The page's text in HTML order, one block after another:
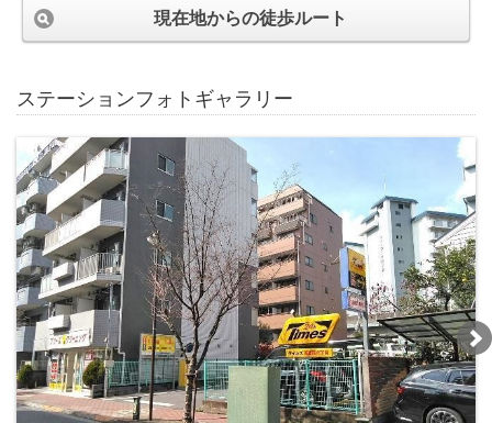
現在地からの徒歩ルート
ステーションフォトギャラリー